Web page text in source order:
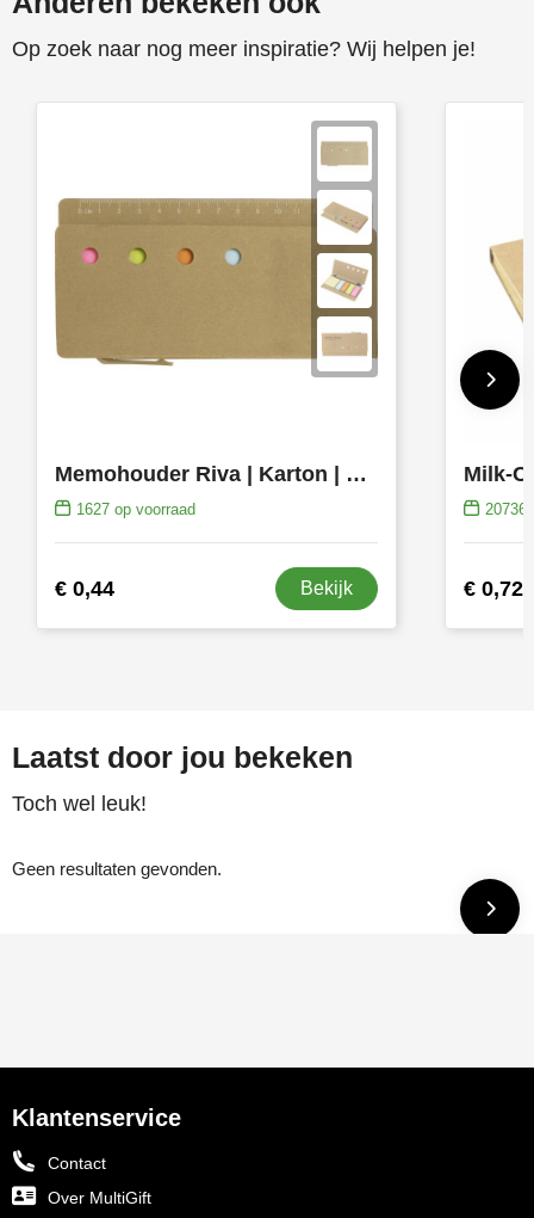
Swiss Peak
TACX
Victorinox
Waterman
Op zoek naar nog meer inspiratie? Wij helpen je!
Memohouder Riva | Karton | Met liniaal
1627op voorraad
€ 0,44 Bekijk
20736
€ 0,72
Laatst door jou bekeken
Toch wel leuk!
Geen resultaten gevonden.
Klantenservice
Contact
Over MultiGift